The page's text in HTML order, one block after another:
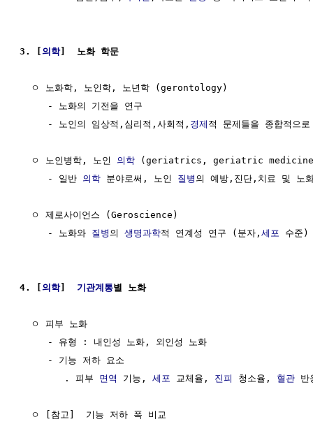
3. [ 의학]  노화 학문
  ㅇ 노화학, 노인학, 노년학 (gerontology)
     - 노화의 기전을 연구
     - 노인의 임상적,심리적,사회적,
경제 적 문제들을 종합적으
  ㅇ 노인병학, 노인
의학 (geriatrics, geriatric
     - 일반
의학 분야로써, 노인 질병 의 예방,진단,치료 및 노
  ㅇ 제로사이언스 (Geroscience)
     - 노화와
질병 의 생명과학적 연계성 연구 (분자, 세포 수준)
4. [ 의학] 기관계통별 노화
  ㅇ 피부 노화
     - 유형 : 내인성 노화, 외인성 노화
     - 기능 저하 요소
        . 피부
면역 기능, 세포 교체율, 진피 청소율, 혈관
  ㅇ [참고]  기능 저하 폭 비교